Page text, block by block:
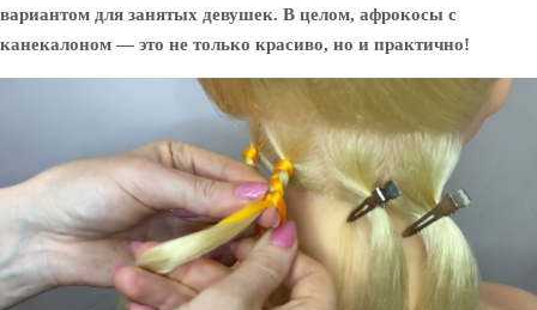
вариантом для занятых девушек. В целом, афрокосы с
канекалоном — это не только красиво, но и практично!